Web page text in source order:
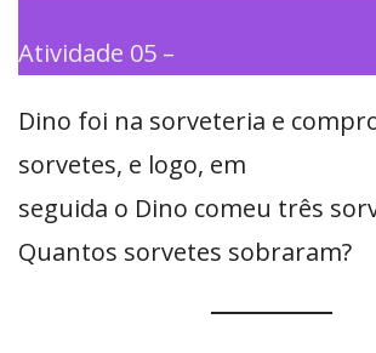
Atividade 05 –
Dino foi na sorveteria e
sorvetes, e logo, em
seguida o Dino comeu três
Quantos sorvetes sobraram?